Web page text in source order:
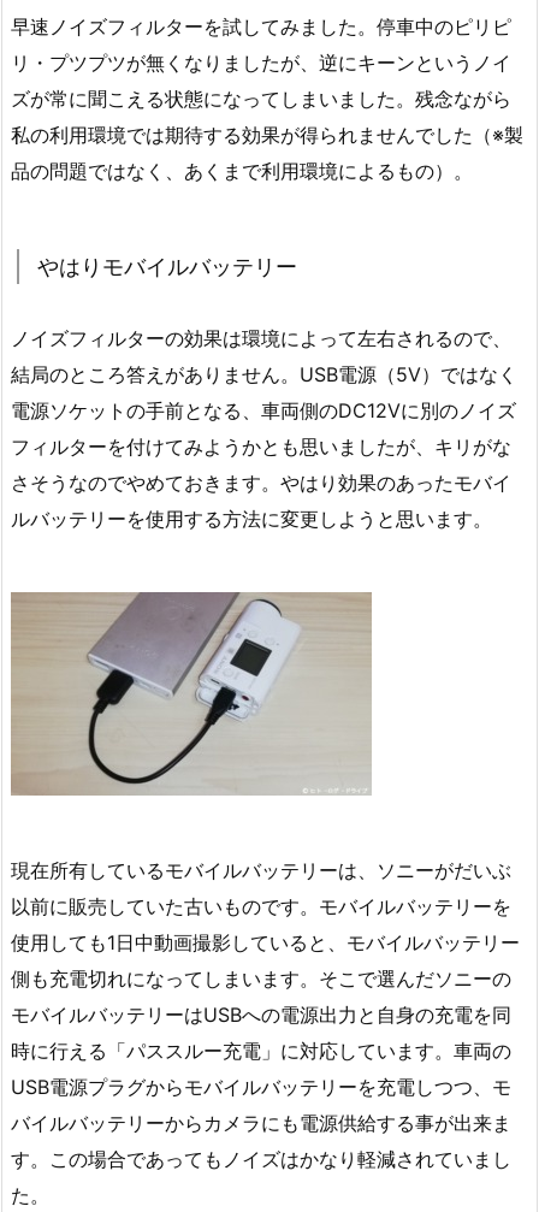
早速ノイズフィルターを試してみました。停車中のピリピ
リ・プツプツが無くなりましたが、逆にキーンというノイ
ズが常に聞こえる状態になってしまいました。残念ながら
私の利用環境では期待する効果が得られませんでした（※製
品の問題ではなく、あくまで利用環境によるもの）。
やはりモバイルバッテリー
ノイズフィルターの効果は環境によって左右されるので、
結局のところ答えがありません。USB電源（5V）ではなく
電源ソケットの手前となる、車両側のDC12Vに別のノイズ
フィルターを付けてみようかとも思いましたが、キリがな
さそうなのでやめておきます。やはり効果のあったモバイ
ルバッテリーを使用する方法に変更しようと思います。
現在所有しているモバイルバッテリーは、ソニーがだいぶ
以前に販売していた古いものです。モバイルバッテリーを
使用しても1日中動画撮影していると、モバイルバッテリー
側も充電切れになってしまいます。そこで選んだソニーの
モバイルバッテリーはUSBへの電源出力と自身の充電を同
時に行える「パススルー充電」に対応しています。車両の
USB電源プラグからモバイルバッテリーを充電しつつ、モ
バイルバッテリーからカメラにも電源供給する事が出来ま
す。この場合であってもノイズはかなり軽減されていまし
た。